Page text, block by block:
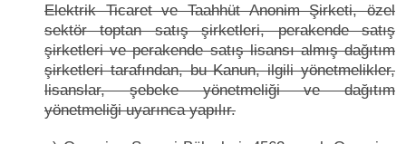
Elektrik Ticaret ve Taahhüt Anonim Şirketi, özel
sektör toptan satış şirketleri, perakende satış
şirketleri ve perakende satış lisansı almış dağıtım
şirketleri tarafından, bu Kanun, ilgili yönetmelikler,
lisanslar, şebeke yönetmeliği ve dağıtım
yönetmeliği uyarınca yapılır.